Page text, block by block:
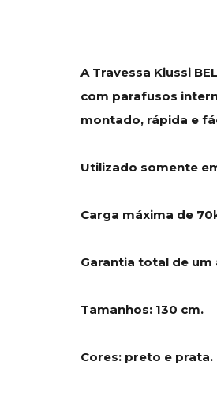
A Travessa Kiussi
com parafusos
montado, rápida e
Utilizado somente
Carga máxima de
Garantia total de um
Tamanhos: 130 cm.
Cores: preto e prata.